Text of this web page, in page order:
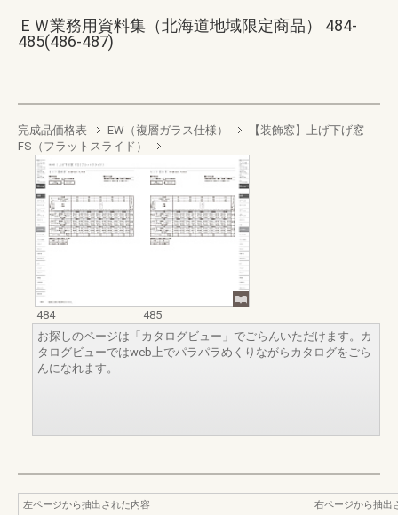
ＥＷ業務用資料集（北海道地域限定商品） 484-
485(486-487)
完成品価格表 EW（複層ガラス仕様）
【装飾窓】上げ下げ窓
FS（フラットスライド）
484
485
お探しのページは「カタログビュー」でごらんいただけます。カ
タログビューではweb上でパラパラめくりながらカタログをごら
んになれます。
左ページから抽出された内容
右ページから抽出